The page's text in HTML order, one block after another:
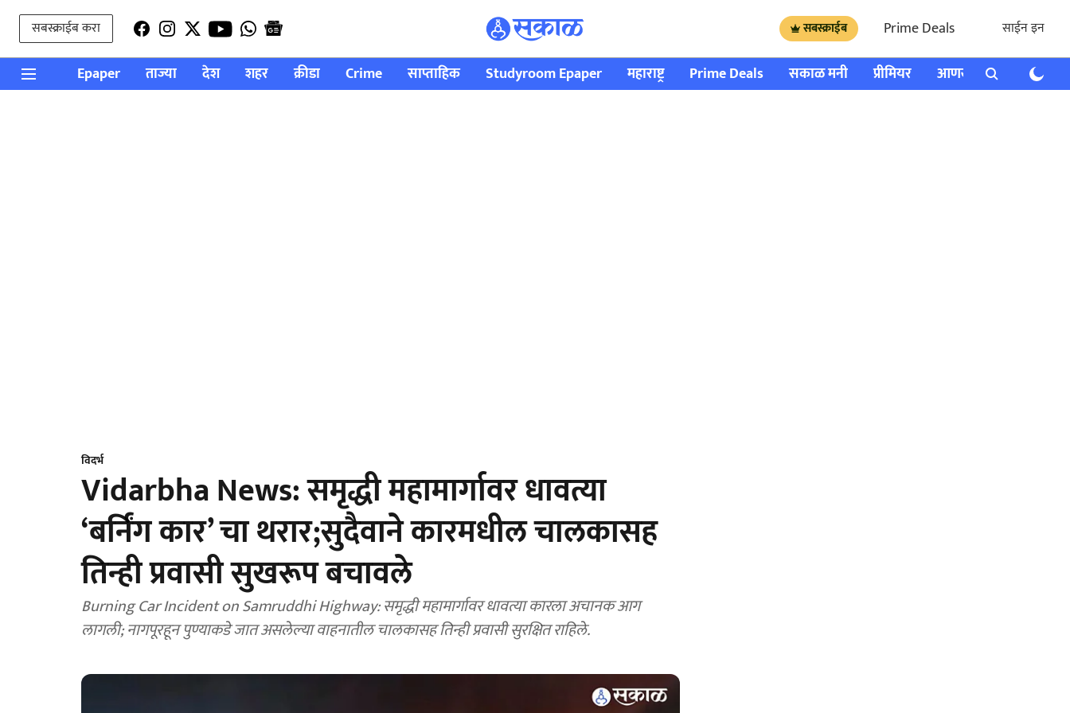
सबस्क्राईब करा सबस्क्राईब Prime Deals साईन इन
Epaper ताज्या देश शहर क्रीडा Crime साप्ताहिक Studyroom Epaper महाराष्ट्र Prime Deals सकाळ मनी प्रीमियर आणखी राशी भविष्य
विदर्भ
Vidarbha News: समृद्धी महामार्गावर धावत्या
‘बर्निंग कार’ चा थरार;सुदैवाने कारमधील चालकासह
तिन्ही प्रवासी सुखरूप बचावले
Burning Car Incident on Samruddhi Highway: समृद्धी महामार्गावर धावत्या कारला अचानक आग
लागली; नागपूरहून पुण्याकडे जात असलेल्या वाहनातील चालकासह तिन्ही प्रवासी सुरक्षित राहिले.